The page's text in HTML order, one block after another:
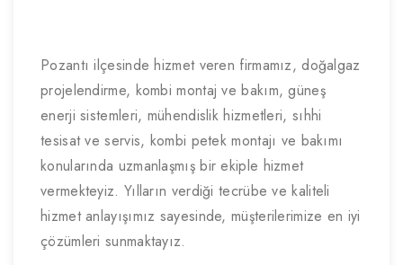
Pozantı ilçesinde hizmet veren firmamız, doğalgaz
projelendirme, kombi montaj ve bakım, güneş
enerji sistemleri, mühendislik hizmetleri, sıhhi
tesisat ve servis, kombi petek montajı ve bakımı
konularında uzmanlaşmış bir ekiple hizmet
vermekteyiz. Yılların verdiği tecrübe ve kaliteli
hizmet anlayışımız sayesinde, müşterilerimize en iyi
çözümleri sunmaktayız.